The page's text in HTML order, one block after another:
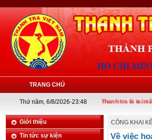
TRANG CHỦ
Thứ năm, 6/8/2026-23:48Thanh tra là tai mắt
Giới thiệu
Tin tức sự kiện
CÔNG KHAI
Về việc